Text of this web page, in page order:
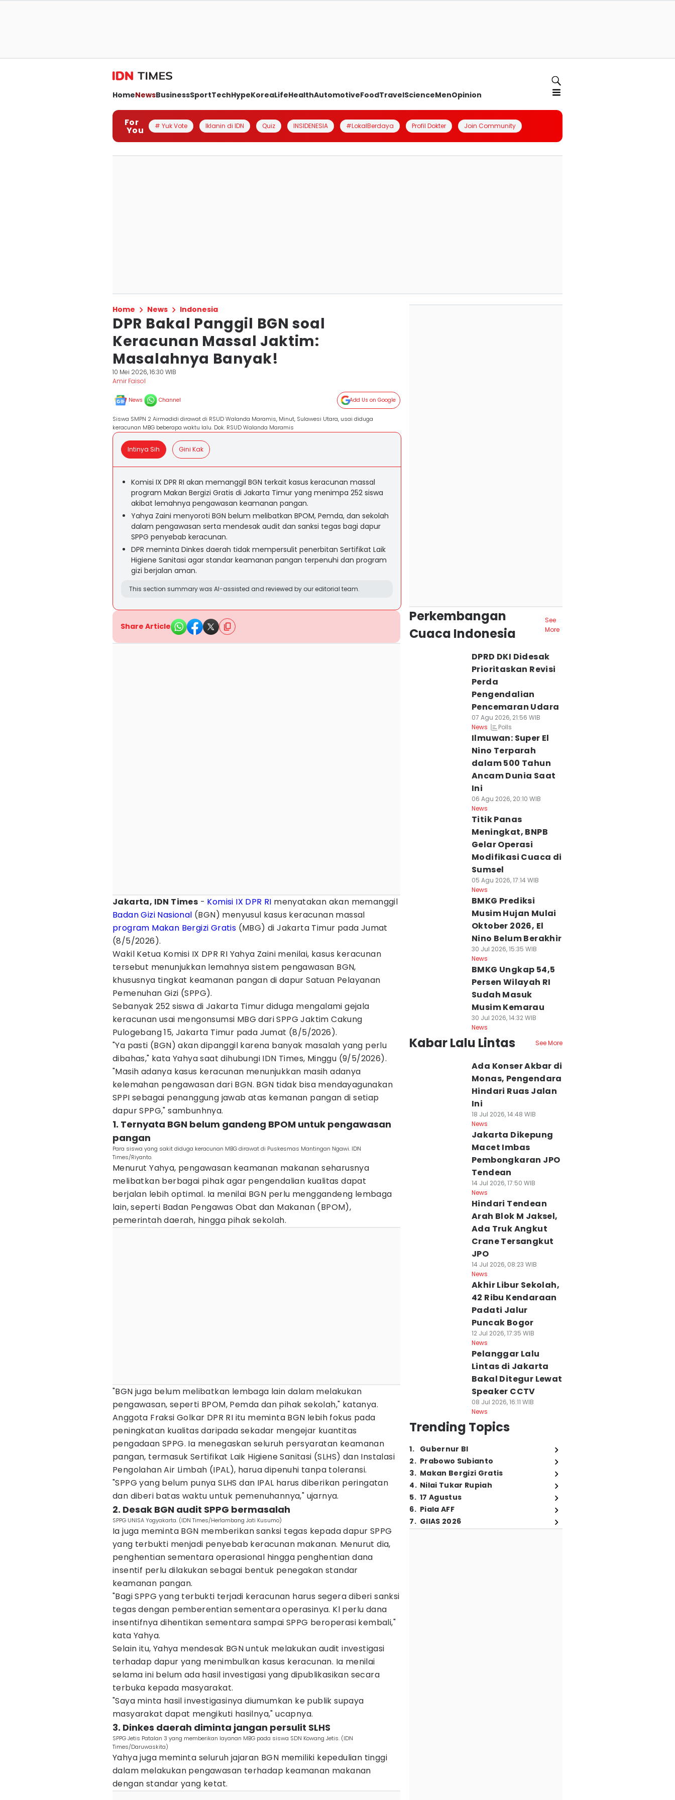
HomeNewsBusinessSportTechHypeKoreaLifeHealthAutomotiveFoodTravelScienceMenOpinion
For
You # Yuk Vote Iklanin di IDN Quiz INSIDENESIA #LokalBerdaya Profil Dokter Join Community
Home News Indonesia
DPR Bakal Panggil BGN soal
Keracunan Massal Jaktim:
Masalahnya Banyak!
10 Mei 2026, 16:30 WIB
Amir Faisol
News Channel Add Us on Google
Siswa SMPN 2 Airmadidi dirawat di RSUD Walanda Maramis, Minut, Sulawesi Utara, usai diduga
keracunan MBG beberapa waktu lalu. Dok. RSUD Walanda Maramis
Intinya Sih Gini Kak
Komisi IX DPR RI akan memanggil BGN terkait kasus keracunan massal
program Makan Bergizi Gratis di Jakarta Timur yang menimpa 252 siswa
akibat lemahnya pengawasan keamanan pangan.
Yahya Zaini menyoroti BGN belum melibatkan BPOM, Pemda, dan sekolah
dalam pengawasan serta mendesak audit dan sanksi tegas bagi dapur
SPPG penyebab keracunan.
DPR meminta Dinkes daerah tidak mempersulit penerbitan Sertifikat Laik
Higiene Sanitasi agar standar keamanan pangan terpenuhi dan program
gizi berjalan aman.
This section summary was AI-assisted and reviewed by our editorial team.
Share Article
Jakarta, IDN Times - Komisi IX DPR RI menyatakan akan memanggil
Badan Gizi Nasional (BGN) menyusul kasus keracunan massal
program Makan Bergizi Gratis (MBG) di Jakarta Timur pada Jumat
(8/5/2026).
Wakil Ketua Komisi IX DPR RI Yahya Zaini menilai, kasus keracunan
tersebut menunjukkan lemahnya sistem pengawasan BGN,
khususnya tingkat keamanan pangan di dapur Satuan Pelayanan
Pemenuhan Gizi (SPPG).
Sebanyak 252 siswa di Jakarta Timur diduga mengalami gejala
keracunan usai mengonsumsi MBG dari SPPG Jaktim Cakung
Pulogebang 15, Jakarta Timur pada Jumat (8/5/2026).
"Ya pasti (BGN) akan dipanggil karena banyak masalah yang perlu
dibahas," kata Yahya saat dihubungi IDN Times, Minggu (9/5/2026).
"Masih adanya kasus keracunan menunjukkan masih adanya
kelemahan pengawasan dari BGN. BGN tidak bisa mendayagunakan
SPPI sebagai penanggung jawab atas kemanan pangan di setiap
dapur SPPG," sambunhnya.
1. Ternyata BGN belum gandeng BPOM untuk pengawasan
pangan
Para siswa yang sakit diduga keracunan MBG dirawat di Puskesmas Mantingan Ngawi. IDN
Times/Riyanto.
Menurut Yahya, pengawasan keamanan makanan seharusnya
melibatkan berbagai pihak agar pengendalian kualitas dapat
berjalan lebih optimal. Ia menilai BGN perlu menggandeng lembaga
lain, seperti Badan Pengawas Obat dan Makanan (BPOM),
pemerintah daerah, hingga pihak sekolah.
"BGN juga belum melibatkan lembaga lain dalam melakukan
pengawasan, seperti BPOM, Pemda dan pihak sekolah," katanya.
Anggota Fraksi Golkar DPR RI itu meminta BGN lebih fokus pada
peningkatan kualitas daripada sekadar mengejar kuantitas
pengadaan SPPG. Ia menegaskan seluruh persyaratan keamanan
pangan, termasuk Sertifikat Laik Higiene Sanitasi (SLHS) dan Instalasi
Pengolahan Air Limbah (IPAL), harua dipenuhi tanpa toleransi.
"SPPG yang belum punya SLHS dan IPAL harus diberikan peringatan
dan diberi batas waktu untuk pemenuhannya," ujarnya.
2. Desak BGN audit SPPG bermasalah
SPPG UNISA Yogyakarta. (IDN Times/Herlambang Jati Kusumo)
Ia juga meminta BGN memberikan sanksi tegas kepada dapur SPPG
yang terbukti menjadi penyebab keracunan makanan. Menurut dia,
penghentian sementara operasional hingga penghentian dana
insentif perlu dilakukan sebagai bentuk penegakan standar
keamanan pangan.
"Bagi SPPG yang terbukti terjadi keracunan harus segera diberi sanksi
tegas dengan pemberentian sementara operasinya. Kl perlu dana
insentifnya dihentikan sementara sampai SPPG beroperasi kembali,"
kata Yahya.
Selain itu, Yahya mendesak BGN untuk melakukan audit investigasi
terhadap dapur yang menimbulkan kasus keracunan. Ia menilai
selama ini belum ada hasil investigasi yang dipublikasikan secara
terbuka kepada masyarakat.
"Saya minta hasil investigasinya diumumkan ke publik supaya
masyarakat dapat mengikuti hasilnya," ucapnya.
3. Dinkes daerah diminta jangan persulit SLHS
SPPG Jetis Patalan 3 yang memberikan layanan MBG pada siswa SDN Kowang Jetis. (IDN
Times/Daruwaskita)
Yahya juga meminta seluruh jajaran BGN memiliki kepedulian tinggi
dalam melakukan pengawasan terhadap keamanan makanan
dengan standar yang ketat.
Perkembangan
Cuaca Indonesia
See
More
DPRD DKI Didesak
Prioritaskan Revisi
Perda
Pengendalian
Pencemaran Udara
07 Agu 2026, 21:56 WIB
News
Polls
Ilmuwan: Super El
Nino Terparah
dalam 500 Tahun
Ancam Dunia Saat
Ini
06 Agu 2026, 20:10 WIB
News
Titik Panas
Meningkat, BNPB
Gelar Operasi
Modifikasi Cuaca di
Sumsel
05 Agu 2026, 17:14 WIB
News
BMKG Prediksi
Musim Hujan Mulai
Oktober 2026, El
Nino Belum Berakhir
30 Jul 2026, 15:35 WIB
News
BMKG Ungkap 54,5
Persen Wilayah RI
Sudah Masuk
Musim Kemarau
30 Jul 2026, 14:32 WIB
News
Kabar Lalu Lintas See More
Ada Konser Akbar di
Monas, Pengendara
Hindari Ruas Jalan
Ini
18 Jul 2026, 14:48 WIB
News
Jakarta Dikepung
Macet Imbas
Pembongkaran JPO
Tendean
14 Jul 2026, 17:50 WIB
News
Hindari Tendean
Arah Blok M Jaksel,
Ada Truk Angkut
Crane Tersangkut
JPO
14 Jul 2026, 08:23 WIB
News
Akhir Libur Sekolah,
42 Ribu Kendaraan
Padati Jalur
Puncak Bogor
12 Jul 2026, 17:35 WIB
News
Pelanggar Lalu
Lintas di Jakarta
Bakal Ditegur Lewat
Speaker CCTV
08 Jul 2026, 16:11 WIB
News
Trending Topics
1. Gubernur BI
2. Prabowo Subianto
3. Makan Bergizi Gratis
4. Nilai Tukar Rupiah
5. 17 Agustus
6. Piala AFF
7. GIIAS 2026